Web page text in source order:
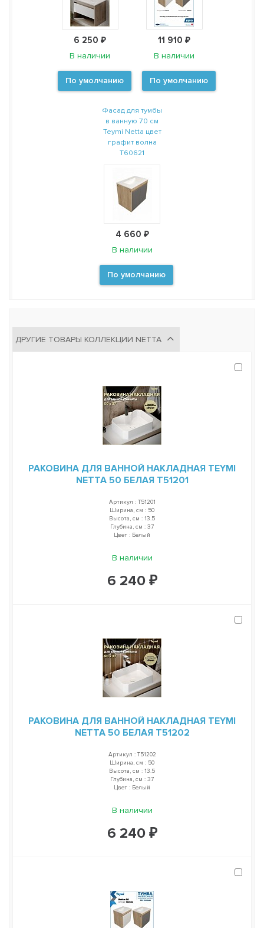
6 250 ₽
В наличии
По умолчанию
11 910 ₽
В наличии
По умолчанию
Фасад для тумбы
в ванную 70 см
Teymi Netta цвет
графит волна
T60621
4 660 ₽
В наличии
По умолчанию
ДРУГИЕ ТОВАРЫ КОЛЛЕКЦИИ NETTA
РАКОВИНА ДЛЯ ВАННОЙ НАКЛАДНАЯ TEYMI
NETTA 50 БЕЛАЯ T51201
Артикул : T51201
Ширина, см : 50
Высота, см : 13.5
Глубина, см : 37
Цвет : Белый
В наличии
6 240 ₽
РАКОВИНА ДЛЯ ВАННОЙ НАКЛАДНАЯ TEYMI
NETTA 50 БЕЛАЯ T51202
Артикул : T51202
Ширина, см : 50
Высота, см : 13.5
Глубина, см : 37
Цвет : Белый
В наличии
6 240 ₽